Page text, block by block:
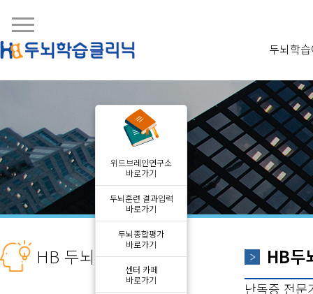
두뇌학
위드브레인연구소
바로가기
두뇌훈련 결과입력
바로가기
두뇌종합평가
바로가기
센터 카페
바로가기
HB 두뇌학습센터 HB두
난독증 전문